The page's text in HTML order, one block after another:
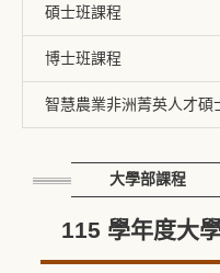
碩士班課程
博士班課程
智慧農業非洲菁英人才碩
大學部課程
115 學年度大